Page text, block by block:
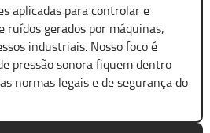
aplicadas para controlar e
ruídos gerados por máquinas,
industriais. Nosso foco é
pressão sonora fiquem dentro
normas legais e de segurança do